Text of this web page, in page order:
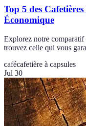
Top 5 des
Économique
Explorez notre comparatif
trouvez celle qui vous
cafécafetière à capsules
Jul 30